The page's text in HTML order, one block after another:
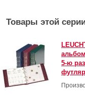
Товары этой
5-ю